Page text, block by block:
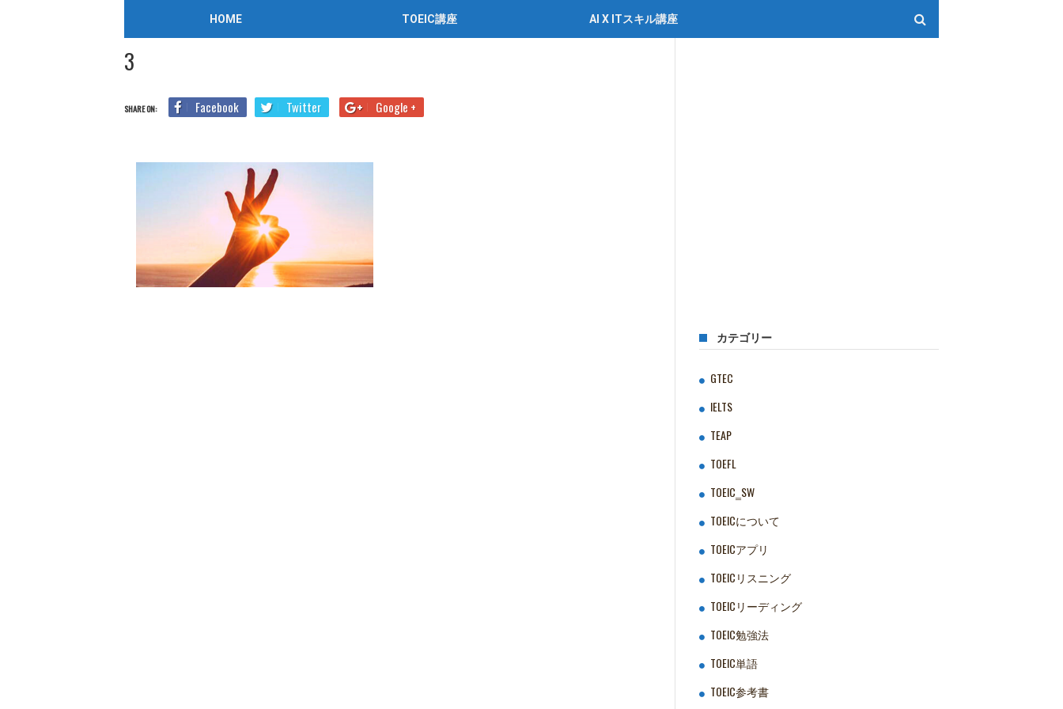
HOME TOEIC講座 AI X ITスキル講座
TOEIC対策 これでTOEIC Part2は大丈夫！苦手な人のための攻略法 3
3
SHARE ON: Facebook Twitter Google +
カテゴリー
GTEC
IELTS
TEAP
TOEFL
TOEIC‗SW
TOEICについて
TOEICアプリ
TOEICリスニング
TOEICリーディング
TOEIC勉強法
TOEIC単語
TOEIC参考書